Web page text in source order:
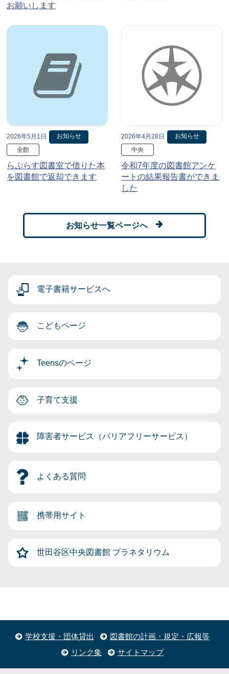
お願いします
2026年5月1日
お知らせ
全館
らぷらす図書室で借りた本
を図書館で返却できます
2026年4月28日
お知らせ
中央
令和7年度の図書館アンケ
ートの結果報告書ができま
した
お知らせ一覧ページへ
電子書籍サービスへ
こどもページ
Teensのページ
子育て支援
障害者サービス（バリアフリーサービス）
よくある質問
携帯用サイト
世田谷区中央図書館 プラネタリウム
学校支援・団体貸出
図書館の計画・規定・広報等
リンク集
サイトマップ